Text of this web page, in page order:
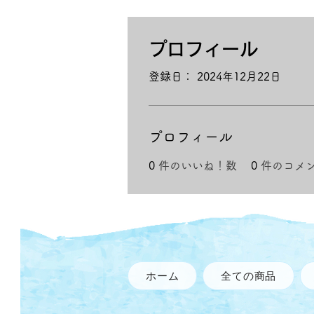
プロフィール
登録日： 2024年12月22日
プロフィール
0 件のいいね！数 0 件のコメ
ホーム 全ての商品